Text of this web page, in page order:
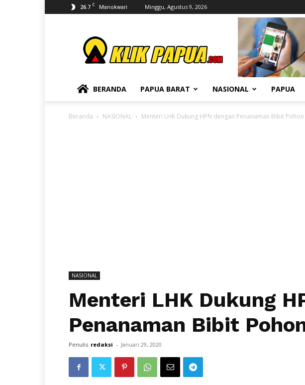
26.7 C Manokwari Minggu, Agustus 9, 2026
BERANDA PAPUA BARAT NASIONAL PAPUA
Beranda NASIONAL Menteri LHK Dukung HPN dengan Penanaman Bibit Pohon
NASIONAL
Menteri LHK Dukung
Penanaman Bibit
Penulis redaksi - Januari 29, 2020